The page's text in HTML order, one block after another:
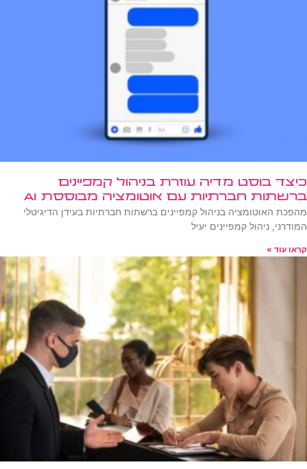
כיצד בוסט מדיה עוזרת בניהול קמפיינים
ברשתות חברתיות עם אוטומציה מבוססת AI
מהפכת האוטומציה בניהול קמפיינים ברשתות חברתיות בעידן הדיגיטלי
המודרני, ניהול קמפיינים יעיל
קראו עוד »